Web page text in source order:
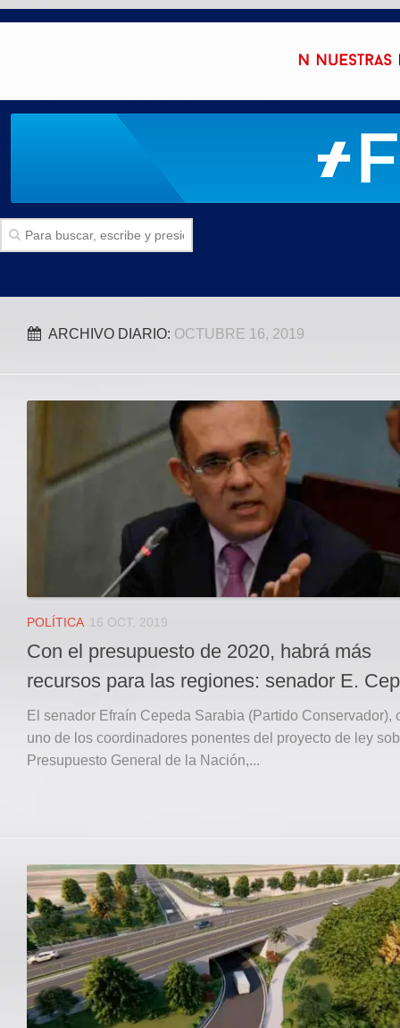
SECCIONES
Politica
Local
JUDICIAL
ÁREA METROPOLITANA
DEPARTAMENTAL
Instagram
Registro ISSN: 2711-3299
ARCHIVO DIARIO: OCTUBRE 16, 2019
POLÍTICA 16 OCT, 2019
Con el presupuesto de 2020, habrá más
recursos para las regiones: senador E.
El senador Efraín Cepeda Sarabia (Partido Conservador),
uno de los coordinadores ponentes del proyecto de ley
Presupuesto General de la Nación,...